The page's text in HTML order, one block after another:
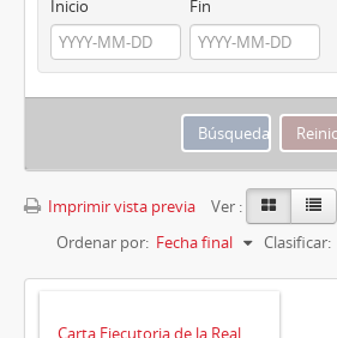
Inicio Fin
Imprimir vista previa
Ver :
Ordenar por: Fecha final Clasificar:
Carta Ejecutoria de la Real